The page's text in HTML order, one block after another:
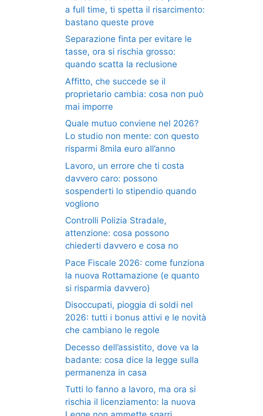
a full time, ti spetta il risarcimento:
bastano queste prove
Separazione finta per evitare le
tasse, ora si rischia grosso:
quando scatta la reclusione
Affitto, che succede se il
proprietario cambia: cosa non può
mai imporre
Quale mutuo conviene nel 2026?
Lo studio non mente: con questo
risparmi 8mila euro all’anno
Lavoro, un errore che ti costa
davvero caro: possono
sospenderti lo stipendio quando
vogliono
Controlli Polizia Stradale,
attenzione: cosa possono
chiederti davvero e cosa no
Pace Fiscale 2026: come funziona
la nuova Rottamazione (e quanto
si risparmia davvero)
Disoccupati, pioggia di soldi nel
2026: tutti i bonus attivi e le novità
che cambiano le regole
Decesso dell’assistito, dove va la
badante: cosa dice la legge sulla
permanenza in casa
Tutti lo fanno a lavoro, ma ora si
rischia il licenziamento: la nuova